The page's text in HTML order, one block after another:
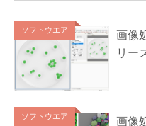
ソフトウエア
画像
リー
ソフトウエア
画像